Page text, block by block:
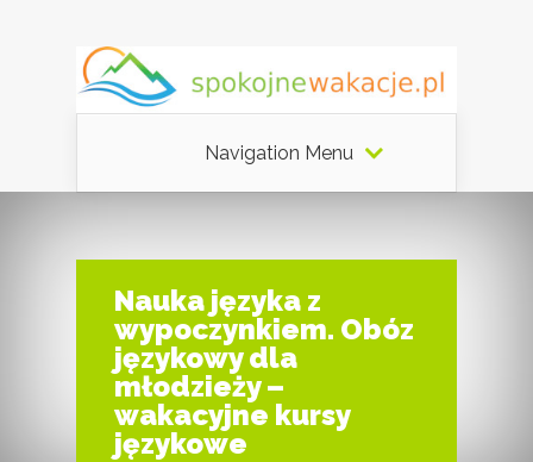
Navigation Menu
Nauka języka z
wypoczynkiem. Obóz
językowy dla
młodzieży –
wakacyjne kursy
językowe